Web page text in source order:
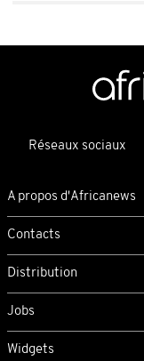
Réseaux sociaux
A propos d'Africanews
Contacts
Distribution
Jobs
Widgets